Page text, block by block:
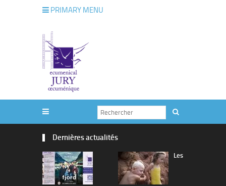
PRIMARY MENU
Dernières actualités
Les